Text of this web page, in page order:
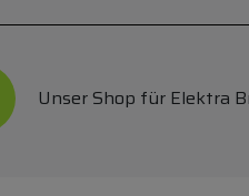
Unser Shop für Elektra